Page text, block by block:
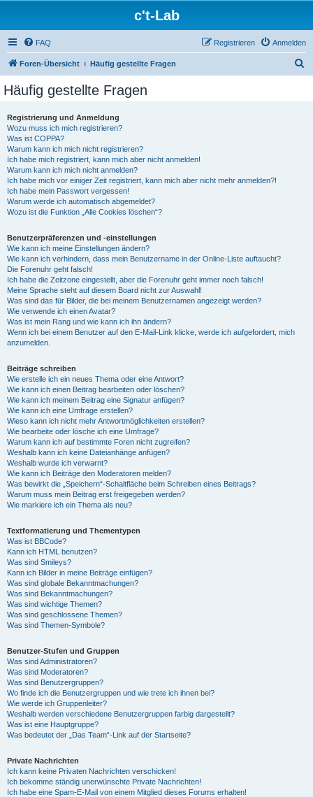
c't-Lab
FAQ Anmelden
Registrieren
Foren-Übersicht Häufig gestellte Fragen
Häufig gestellte Fragen
Registrierung und Anmeldung
Wozu muss ich mich registrieren?
Was ist COPPA?
Warum kann ich mich nicht registrieren?
Ich habe mich registriert, kann mich aber nicht anmelden!
Warum kann ich mich nicht anmelden?
Ich habe mich vor einiger Zeit registriert, kann mich aber nicht mehr anmelden?!
Ich habe mein Passwort vergessen!
Warum werde ich automatisch abgemeldet?
Wozu ist die Funktion „Alle Cookies löschen“?
Benutzerpräferenzen und -einstellungen
Wie kann ich meine Einstellungen ändern?
Wie kann ich verhindern, dass mein Benutzername in der Online-Liste auftaucht?
Die Forenuhr geht falsch!
Ich habe die Zeitzone eingestellt, aber die Forenuhr geht immer noch falsch!
Meine Sprache steht auf diesem Board nicht zur Auswahl!
Was sind das für Bilder, die bei meinem Benutzernamen angezeigt werden?
Wie verwende ich einen Avatar?
Was ist mein Rang und wie kann ich ihn ändern?
Wenn ich bei einem Benutzer auf den E-Mail-Link klicke, werde ich aufgefordert, mich
anzumelden.
Beiträge schreiben
Wie erstelle ich ein neues Thema oder eine Antwort?
Wie kann ich einen Beitrag bearbeiten oder löschen?
Wie kann ich meinem Beitrag eine Signatur anfügen?
Wie kann ich eine Umfrage erstellen?
Wieso kann ich nicht mehr Antwortmöglichkeiten erstellen?
Wie bearbeite oder lösche ich eine Umfrage?
Warum kann ich auf bestimmte Foren nicht zugreifen?
Weshalb kann ich keine Dateianhänge anfügen?
Weshalb wurde ich verwarnt?
Wie kann ich Beiträge den Moderatoren melden?
Was bewirkt die „Speichern“-Schaltfläche beim Schreiben eines Beitrags?
Warum muss mein Beitrag erst freigegeben werden?
Wie markiere ich ein Thema als neu?
Textformatierung und Thementypen
Was ist BBCode?
Kann ich HTML benutzen?
Was sind Smileys?
Kann ich Bilder in meine Beiträge einfügen?
Was sind globale Bekanntmachungen?
Was sind Bekanntmachungen?
Was sind wichtige Themen?
Was sind geschlossene Themen?
Was sind Themen-Symbole?
Benutzer-Stufen und Gruppen
Was sind Administratoren?
Was sind Moderatoren?
Was sind Benutzergruppen?
Wo finde ich die Benutzergruppen und wie trete ich ihnen bei?
Wie werde ich Gruppenleiter?
Weshalb werden verschiedene Benutzergruppen farbig dargestellt?
Was ist eine Hauptgruppe?
Was bedeutet der „Das Team“-Link auf der Startseite?
Private Nachrichten
Ich kann keine Privaten Nachrichten verschicken!
Ich bekomme ständig unerwünschte Private Nachrichten!
Ich habe eine Spam-E-Mail von einem Mitglied dieses Forums erhalten!